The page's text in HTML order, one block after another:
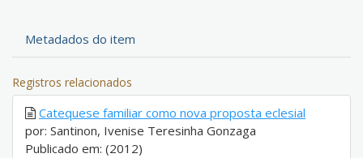
Metadados do item
Registros relacionados
Catequese familiar como nova proposta eclesial
por: Santinon, Ivenise Teresinha Gonzaga
Publicado em: (2012)